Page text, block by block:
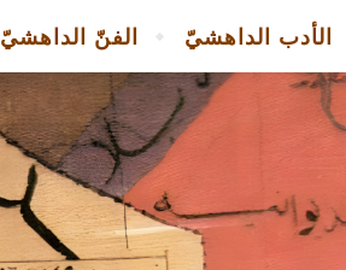
الفنّ الداهشيّ الأدب الداهشيّ